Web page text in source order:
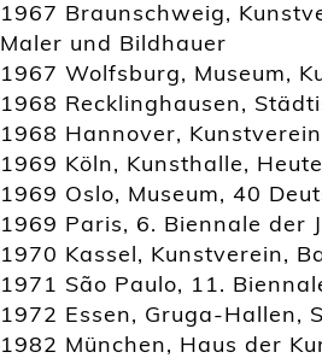
1967 Braunschweig,
Maler und Bildhauer
1967 Wolfsburg, Museum,
1968 Recklinghausen,
1968 Hannover,
1969 Köln, Kunsthalle,
1969 Oslo, Museum, 40
1969 Paris, 6. Biennale der
1970 Kassel, Kunstverein,
1971 São Paulo, 11.
1972 Essen, Gruga-Hallen,
1982 München, Haus der